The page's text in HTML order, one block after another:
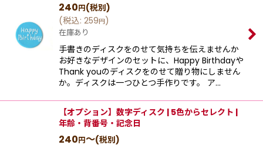
240円(税別)
(税込: 259円)
在庫あり
手書きのディスクをのせて気持ちを伝えませんか
お好きなデザインのセットに、Happy Birthdayや
Thank youのディスクをのせて贈り物にしません
か。ディスクは一つひとつ手作りです。 ア…
【オプション】数字ディスク | 5色からセレクト |
年齢・背番号・記念日
240円～(税別)